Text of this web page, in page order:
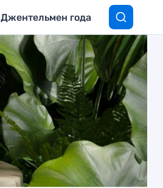
Джентельмен года